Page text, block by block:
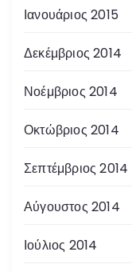
Ιανουάριος 2015
Δεκέμβριος 2014
Νοέμβριος 2014
Οκτώβριος 2014
Σεπτέμβριος 2014
Αύγουστος 2014
Ιούλιος 2014